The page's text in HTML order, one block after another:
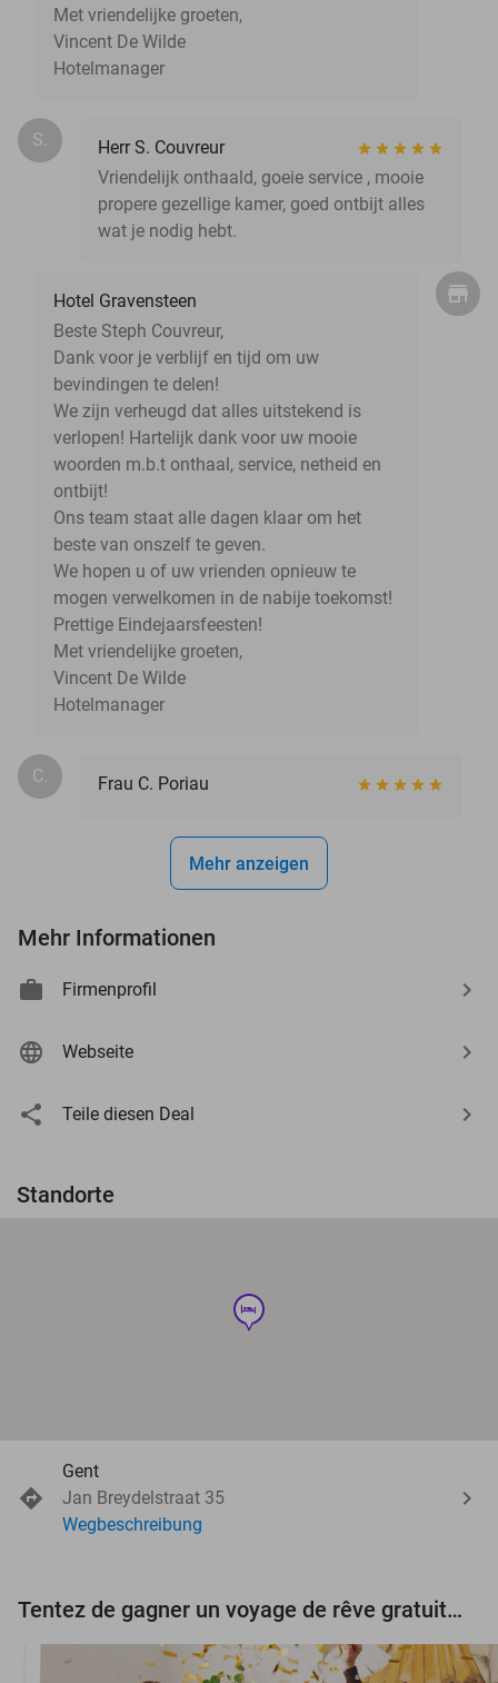
Met vriendelijke groeten,
Vincent De Wilde
Hotelmanager
S.
Herr S. Couvreur
Vriendelijk onthaald, goeie service , mooie
propere gezellige kamer, goed ontbijt alles
wat je nodig hebt.
Hotel Gravensteen
Beste Steph Couvreur,
Dank voor je verblijf en tijd om uw
bevindingen te delen!
We zijn verheugd dat alles uitstekend is
verlopen! Hartelijk dank voor uw mooie
woorden m.b.t onthaal, service, netheid en
ontbijt!
Ons team staat alle dagen klaar om het
beste van onszelf te geven.
We hopen u of uw vrienden opnieuw te
mogen verwelkomen in de nabije toekomst!
Prettige Eindejaarsfeesten!
Met vriendelijke groeten,
Vincent De Wilde
Hotelmanager
C. Frau C. Poriau
Mehr anzeigen
Mehr Informationen
Firmenprofil
Webseite
Teile diesen Deal
Standorte
hotel
Gent
Jan Breydelstraat 35
Wegbeschreibung
Tentez de gagner un voyage de rêve gratuit d'une valeur de 3.000 € !